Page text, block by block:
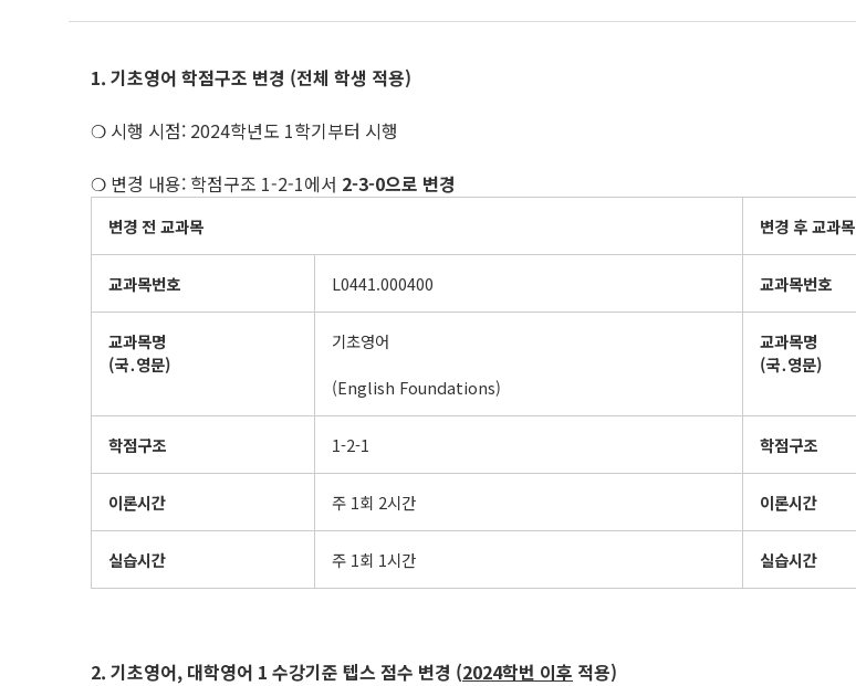
1. 기초영어 학점구조 변경 (전체 학생 적용)
❍ 시행 시점: 2024학년도 1학기부터 시행
❍ 변경 내용: 학점구조 1-2-1에서 2-3-0으로 변경
변경 전 교과목 변경 후 교과목
교과목번호 L0441.000400 교과목번호
교과목명
(국․영문)
기초영어
(English Foundations)
교과목명
(국․영문)
학점구조 1-2-1 학점구조
이론시간 주 1회 2시간 이론시간
실습시간 주 1회 1시간 실습시간
2. 기초영어, 대학영어 1 수강기준 텝스 점수 변경 (2024학번 이후 적용)